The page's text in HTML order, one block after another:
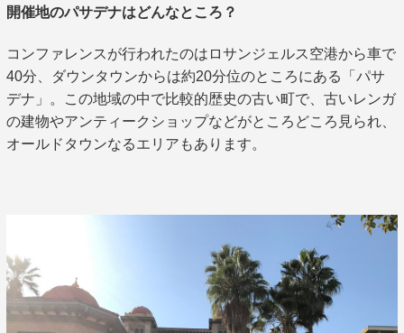
開催地のパサデナはどんなところ？
コンファレンスが行われたのはロサンジェルス空港から車で
40分、ダウンタウンからは約20分位のところにある「パサ
デナ」。この地域の中で比較的歴史の古い町で、古いレンガ
の建物やアンティークショップなどがところどころ見られ、
オールドタウンなるエリアもあります。